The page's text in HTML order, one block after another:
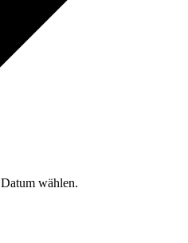
Datum wählen.